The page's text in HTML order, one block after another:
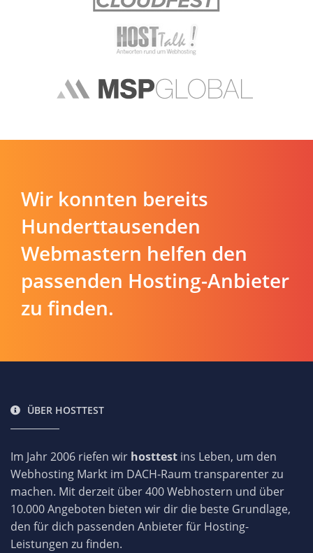
Wir konnten bereits
Hunderttausenden
Webmastern helfen den
passenden Hosting-Anbieter
zu finden.
ÜBER HOSTTEST
Im Jahr 2006 riefen wir hosttest ins Leben, um den
Webhosting Markt im DACH-Raum transparenter zu
machen. Mit derzeit über 400 Webhostern und über
10.000 Angeboten bieten wir dir die beste Grundlage,
den für dich passenden Anbieter für Hosting-
Leistungen zu finden.